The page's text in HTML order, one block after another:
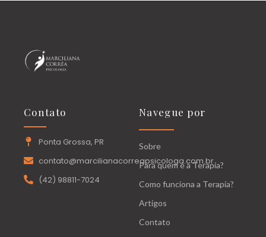
Contato
Ponta Grossa, PR
contato@marcilianacorreapsicologa.com.br
(42) 98811-7024
Navegue por
Sobre
Para quem é a Terapia?
Como funciona a Terapia?
Artigos
Contato